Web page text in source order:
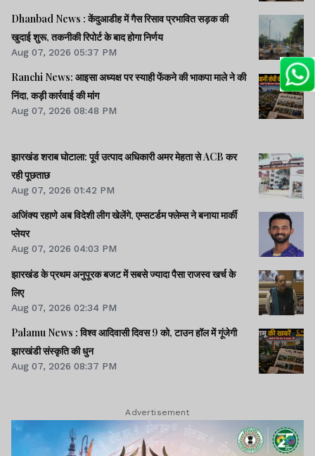
Dhanbad News : केंदुआडीह में गैस रिसाव प्रभावित सड़क की
खुदाई शुरू, तकनीकी रिपोर्ट के बाद होगा निर्णय
Aug 07, 2026 05:37 PM
Ranchi News: आइसा अध्यक्ष पर स्याही फेंकने की भाकपा माले ने की
निंदा, कड़ी कार्रवाई की मांग
Aug 07, 2026 08:48 PM
झारखंड शराब घोटाला: पूर्व उत्पाद अधिकारी अमर मेहता से ACB कर
रही पूछताछ
Aug 07, 2026 01:42 PM
अजिंक्य रहाणे अब विदेशी लीग खेलेंगे, एम्सटर्डम फ्लेम्स ने बनाया मार्की
प्लेयर
Aug 07, 2026 04:03 PM
झारखंड के प्रथम अनुपूरक बजट में सबसे ज्यादा पैसा राजस्व खर्च के
लिए
Aug 07, 2026 02:34 PM
Palamu News : विश्व आदिवासी दिवस 9 को, टाउन हॉल में गूंजेगी
झारखंडी संस्कृति की धुन
Aug 07, 2026 08:37 PM
Advertisement